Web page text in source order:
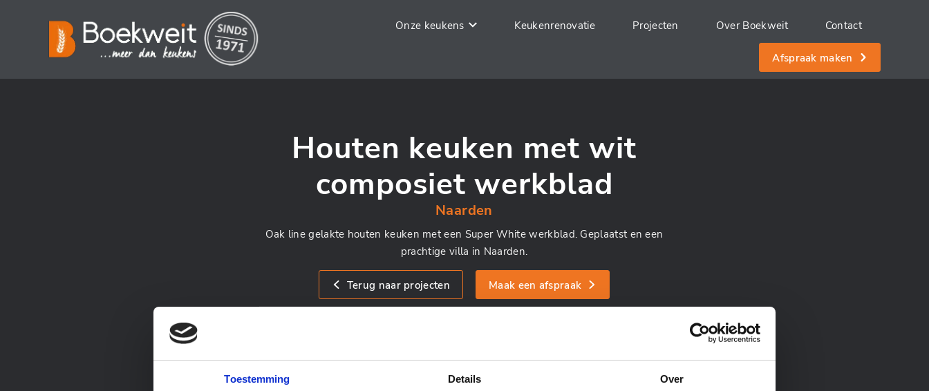
Toestemming Details Over
Onze keukens Keukenrenovatie Projecten Over Boekweit Contact
Afspraak maken
Houten keuken met wit
composiet werkblad
Naarden
Oak line gelakte houten keuken met een Super White werkblad. Geplaatst en een
prachtige villa in Naarden.
Terug naar projecten Maak een afspraak
Impressie